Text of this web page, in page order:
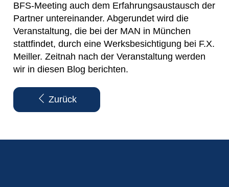
BFS-Meeting auch dem Erfahrungsaustausch der
Partner untereinander. Abgerundet wird die
Veranstaltung, die bei der MAN in München
stattfindet, durch eine Werksbesichtigung bei F.X.
Meiller. Zeitnah nach der Veranstaltung werden
wir in diesen Blog berichten.
Zurück